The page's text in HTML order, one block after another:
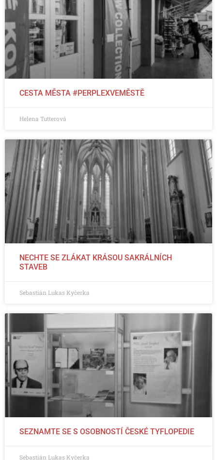
CESTA MĚSTA #PERPLEXVEMĚSTĚ
Helena Tutterová
NECHTE SE ZLÁKAT KRÁSOU SAKRÁLNÍCH
STAVEB
Sebastián Lukas Kyčerka
SEZNAMTE SE S OSOBNOSTÍ ČESKÉ TYFLOPEDIE
Sebastián Lukas Kyčerka